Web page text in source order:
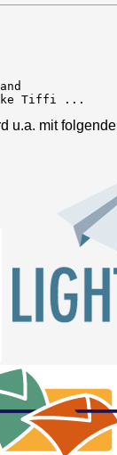
Tiffi ...
u.a. mit